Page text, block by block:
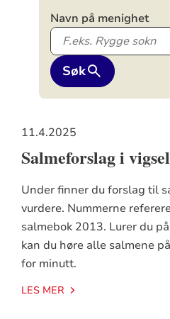
Navn på menighet
Søk
11.4.2025
Salmeforslag i
Under finner du forslag til
vurdere. Nummerne
salmebok 2013. Lurer du
kan du høre alle salmene
for minutt.
LES MER